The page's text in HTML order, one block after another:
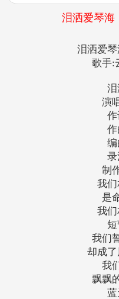
泪洒爱琴海
泪洒爱
歌手:
演
制
我
是
我
我们
却成
我
飘飘